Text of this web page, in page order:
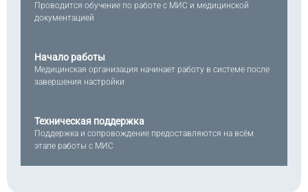
Проводится обучение по работе с МИС и медицинской
документацией
Начало работы
Медицинская организация начинает работу в системе после
завершения настройки
Техническая поддержка
Поддержка и сопровождение предоставляются на всём
этапе работы с МИС